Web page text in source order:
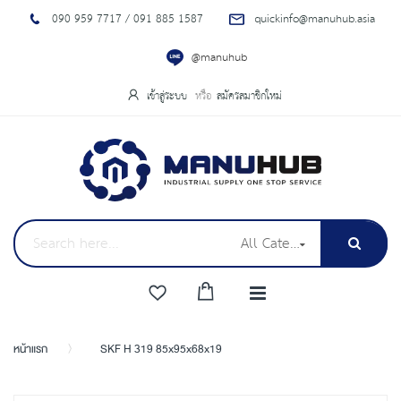
090 959 7717 / 091 885 1587
quickinfo@manuhub.asia
@manuhub
เข้าสู่ระบบ สมัครสมาชิกใหม่
All Categories
หน้าแรก SKF H 319 85x95x68x19